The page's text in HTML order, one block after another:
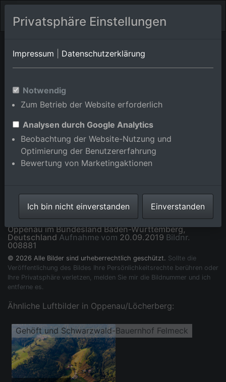
Orts-Album von Oppenau/Löcherberg
Württemberg,Deutschland
Im Shop bestellen
Kurcamping Traiermühle im Ortsteil Löcherberg in
Oppenau im Bundesland Baden-Württemberg,
Deutschland Aufnahme vom 20.09.2019 Bildnr.
008881
© 2026 Alle Bilder sind urheberrechtlich geschützt. Sollte die
Veröffentlichung des Bildes Ihre Persönlichkeitsrechte berühren oder
Ihre Privatsphäre verletzen, melden Sie mir die Bildnummer und ich
entferne es.
Ähnliche Luftbilder in Oppenau/Löcherberg:
Gehöft und Schwarzwald-Bauernhof Felmeck
Privatsphäre Einstellungen
Impressum Datenschutzerklärung
Notwendig
Zum Betrieb der Website erforderlich
Analysen durch Google Analytics
Beobachtung der Website-Nutzung und
Optimierung der Benutzererfahrung
Bewertung von Marketingaktionen
Ich bin nicht einverstanden Einverstanden